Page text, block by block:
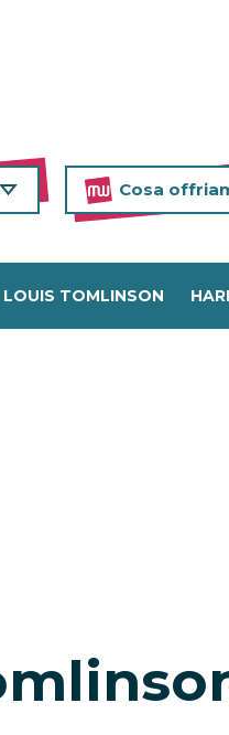
Cosa
LOUIS TOMLINSON